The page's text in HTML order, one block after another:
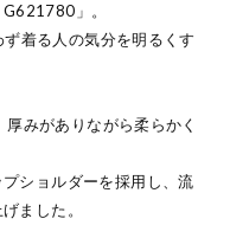
」。
着る人の気分を明るくす
みがありながら柔らかく
ショルダーを採用し、流
ました。